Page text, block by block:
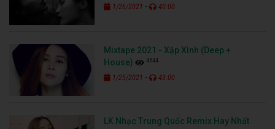
1/26/2021 - 40:00
Mixtape 2021 - Xập Xình (Deep +
House)
4644
1/25/2021 - 43:00
LK Nhạc Trung Quốc Remix Hay Nhất